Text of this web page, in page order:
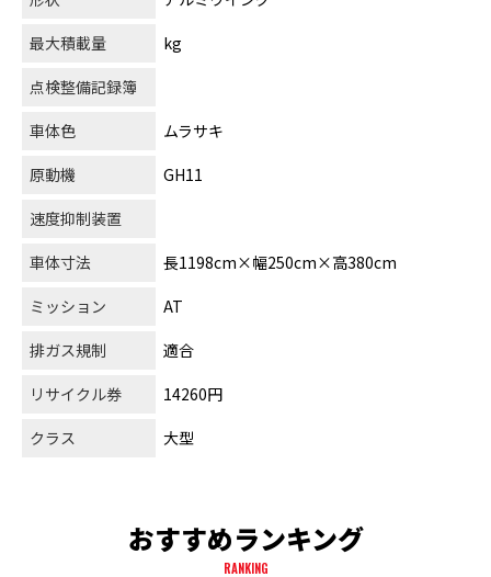
最大積載量
kg
点検整備記録簿
車体色
ムラサキ
原動機
GH11
速度抑制装置
車体寸法
長1198cm×幅250cm×高380cm
ミッション
AT
排ガス規制
適合
リサイクル券
14260円
クラス
大型
おすすめランキング
RANKING